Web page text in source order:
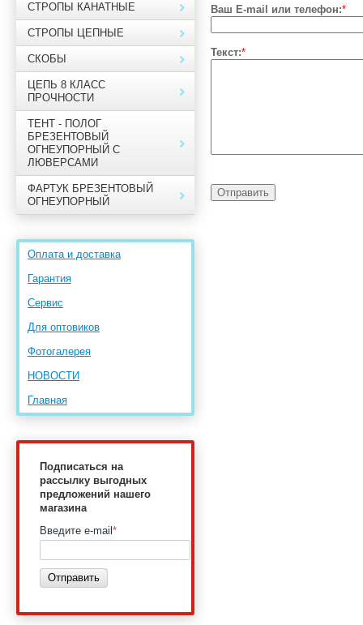
СТРОПЫ КАНАТНЫЕ
СТРОПЫ ЦЕПНЫЕ
СКОБЫ
ЦЕПЬ 8 КЛАСС
ПРОЧНОСТИ
ТЕНТ - ПОЛОГ
БРЕЗЕНТОВЫЙ
ОГНЕУПОРНЫЙ С
ЛЮВЕРСАМИ
ФАРТУК БРЕЗЕНТОВЫЙ
ОГНЕУПОРНЫЙ
Оплата и доставка
Гарантия
Сервис
Для оптовиков
Фотогалерея
НОВОСТИ
Главная
Подписаться на
рассылку выгодных
предложений нашего
магазина
Введите e-mail *
Отправить
Ваш E-mail или телефон:*
Текст:*